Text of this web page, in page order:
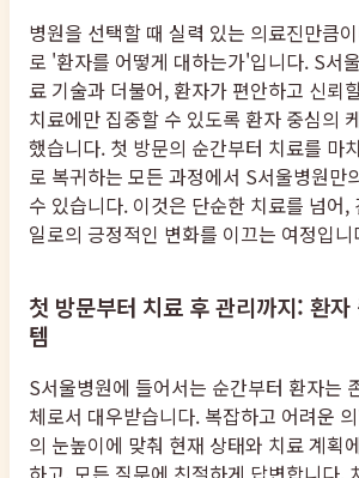
병원을 선택할 때 실력 있는 의료진만큼
로 '환자를 어떻게 대하는가'입니다. S서
료 기술과 더불어, 환자가 편안하고 신뢰
치료에만 집중할 수 있도록 환자 중심의
했습니다. 첫 방문의 순간부터 치료를 마
로 복귀하는 모든 과정에서 S서울병원만
수 있습니다. 이것은 단순한 치료를 넘어,
일로의 긍정적인 변화를 이끄는 여정입니
첫 방문부터 치료 후 관리까지: 환
템
S서울병원에 들어서는 순간부터 환자는
체로서 대우받습니다. 복잡하고 어려운
의 눈높이에 맞춰 현재 상태와 치료 계획